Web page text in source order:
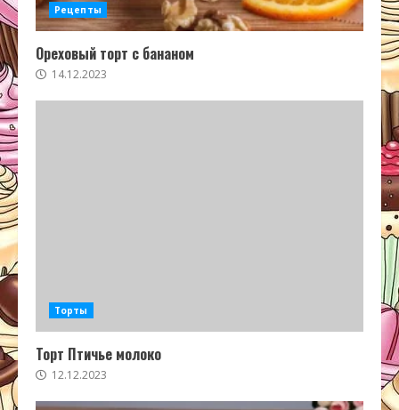
Рецепты
Ореховый торт с бананом
14.12.2023
Торты
Торт Птичье молоко
12.12.2023